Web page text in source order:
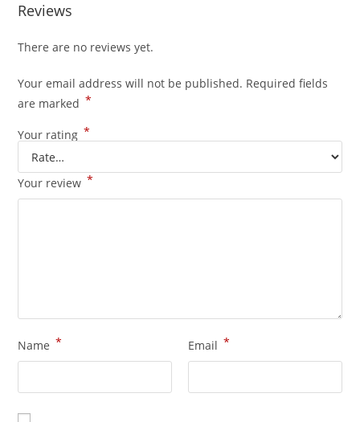
Reviews
There are no reviews yet.
Your email address will not be published. Required fields
are marked *
Your rating *
Your review *
Name * Email *